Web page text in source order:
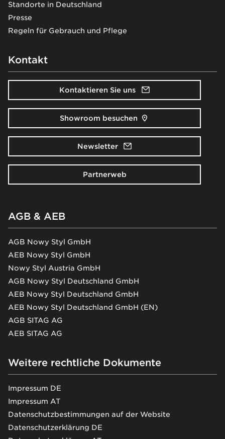
Standorte in Deutschland
Presse
Regeln für Gebrauch und Pflege
Kontakt
Kontaktieren Sie uns
Showroom besuchen
Newsletter
Partnerweb
AGB & AEB
AGB Nowy Styl GmbH
AEB Nowy Styl GmbH
Nowy Styl Austria GmbH
AGB Nowy Styl Deutschland GmbH
AEB Nowy Styl Deutschland GmbH
AEB Nowy Styl Deutschland GmbH (EN)
AGB SITAG AG
AEB SITAG AG
Weitere rechtliche Dokumente
Impressum DE
Impressum AT
Datenschutzbestimmungen auf der Website
Datenschutzerklärung DE